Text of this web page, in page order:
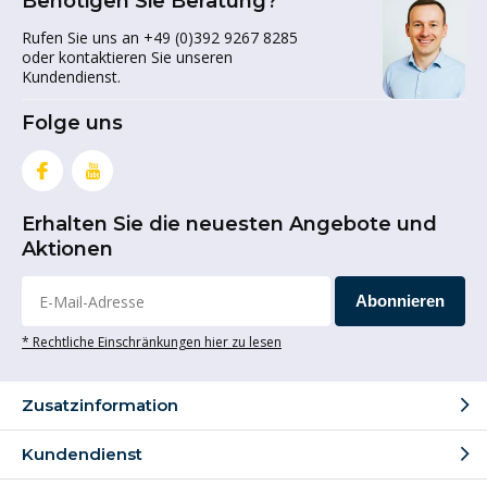
Rufen Sie uns an +49 (0)392 9267 8285
oder kontaktieren Sie unseren
Kundendienst.
Folge uns
Erhalten Sie die neuesten Angebote und
Aktionen
Abonnieren
* Rechtliche Einschränkungen hier zu lesen
Zusatzinformation
Kundendienst